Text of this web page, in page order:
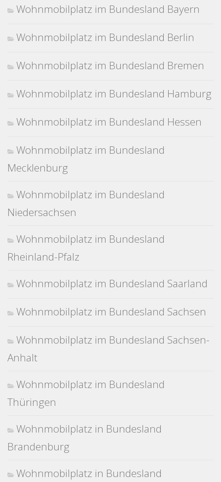
Wohnmobilplatz im Bundesland Bayern
Wohnmobilplatz im Bundesland Berlin
Wohnmobilplatz im Bundesland Bremen
Wohnmobilplatz im Bundesland Hamburg
Wohnmobilplatz im Bundesland Hessen
Wohnmobilplatz im Bundesland
Mecklenburg
Wohnmobilplatz im Bundesland
Niedersachsen
Wohnmobilplatz im Bundesland
Rheinland-Pfalz
Wohnmobilplatz im Bundesland Saarland
Wohnmobilplatz im Bundesland Sachsen
Wohnmobilplatz im Bundesland Sachsen-
Anhalt
Wohnmobilplatz im Bundesland
Thüringen
Wohnmobilplatz in Bundesland
Brandenburg
Wohnmobilplatz in Bundesland